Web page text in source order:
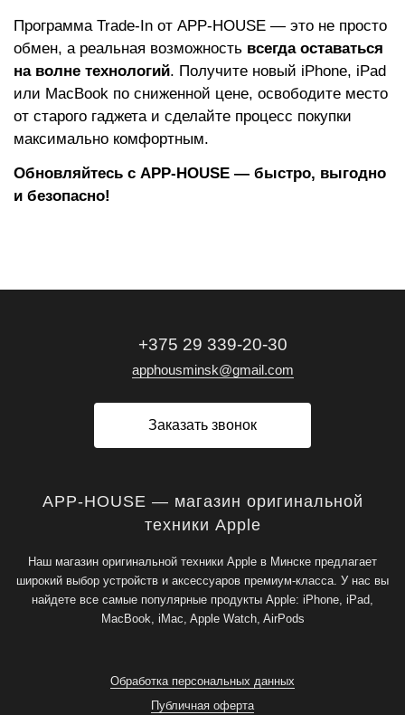
Программа Trade-In от APP-HOUSE — это не просто
обмен, а реальная возможность всегда оставаться
на волне технологий. Получите новый iPhone, iPad
или MacBook по сниженной цене, освободите место
от старого гаджета и сделайте процесс покупки
максимально комфортным.
Обновляйтесь с APP-HOUSE — быстро, выгодно
и безопасно!
+375 29 339-20-30
apphousminsk@gmail.com
Заказать звонок
APP-HOUSE — магазин оригинальной
техники Apple
Наш магазин оригинальной техники Apple в Минске предлагает
широкий выбор устройств и аксессуаров премиум-класса. У нас вы
найдете все самые популярные продукты Apple: iPhone, iPad,
MacBook, iMac, Apple Watch, AirPods
Обработка персональных данных
Публичная оферта